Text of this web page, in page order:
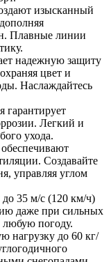
изысканный
Плавные линии
надежную защиту
цвет и
Наслаждайтесь
гарантирует
Легкий и
ухода.
Создавайте
управляя углом
до 35 м/с (120 км/ч)
даже при сильных
любую погоду.
нагрузку до 60 кг/